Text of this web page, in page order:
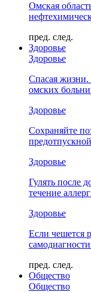
Омская
пред. след.
Здоровье
Здоровье
Спасая жизни.
омских
Здоровье
Сохраняйте
Здоровье
Гулять после
течение
Здоровье
Если чешется
пред. след.
Общество
Общество